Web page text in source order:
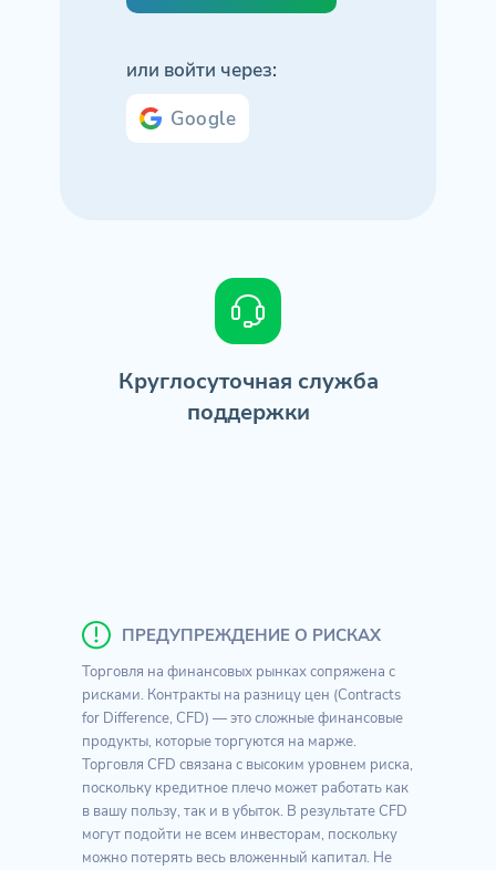
или войти через:
Google
Круглосуточная служба
поддержки
ПРЕДУПРЕЖДЕНИЕ О РИСКАХ
Торговля на финансовых рынках сопряжена с
рисками. Контракты на разницу цен (Contracts
for Difference, CFD) — это сложные финансовые
продукты, которые торгуются на марже.
Торговля CFD связана с высоким уровнем риска,
поскольку кредитное плечо может работать как
в вашу пользу, так и в убыток. В результате CFD
могут подойти не всем инвесторам, поскольку
можно потерять весь вложенный капитал. Не